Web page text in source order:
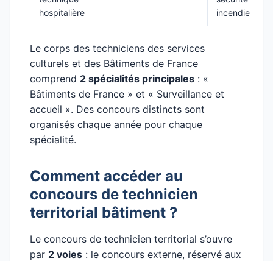
hospitalière
incendie
Le corps des techniciens des services
culturels et des Bâtiments de France
comprend 2 spécialités principales : «
Bâtiments de France » et « Surveillance et
accueil ». Des concours distincts sont
organisés chaque année pour chaque
spécialité.
Comment accéder au
concours de technicien
territorial bâtiment ?
Le concours de technicien territorial s’ouvre
par 2 voies : le concours externe, réservé aux